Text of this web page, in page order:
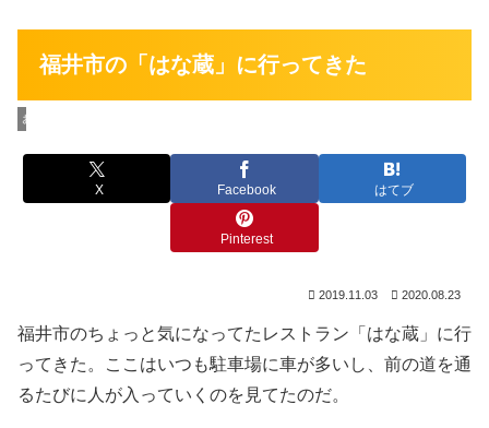
福井市の「はな蔵」に行ってきた
お店紹介
X Facebook はてブ
Pinterest
2019.11.03 2020.08.23
福井市のちょっと気になってたレストラン「はな蔵」に行
ってきた。ここはいつも駐車場に車が多いし、前の道を通
るたびに人が入っていくのを見てたのだ。